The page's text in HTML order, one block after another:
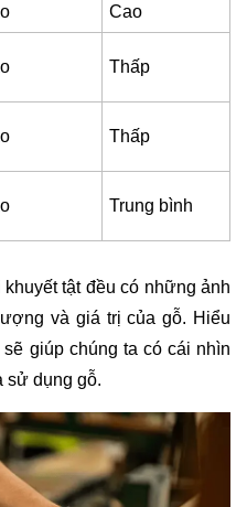
Cao
Thấp
Thấp
Trung bình
tật đều có những ảnh
và giá trị của gỗ. Hiểu
giúp chúng ta có cái nhìn
sử dụng gỗ.